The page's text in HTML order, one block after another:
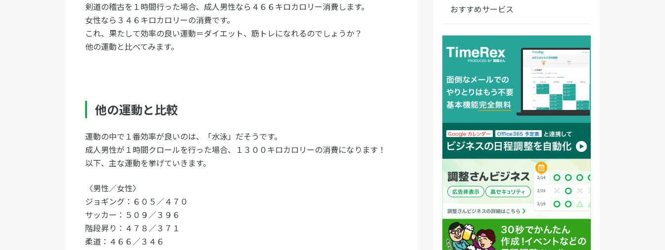
剣道の稽古を１時間行った場合、成人男性なら４６６キロカロリー消費します。
女性なら３４６キロカロリーの消費です。
これ、果たして効率の良い運動＝ダイエット、筋トレになれるのでしょうか？
他の運動と比べてみます。
他の運動と比較
運動の中で１番効率が良いのは、「水泳」だそうです。
成人男性が１時間クロールを行った場合、１３００キロカロリーの消費になります！
以下、主な運動を挙げていきます。
〈男性／女性〉
ジョギング：６０５／４７０
サッカー：５０９／３９６
階段昇り：４７８／３７１
柔道：４６６／３４６
おすすめサービス